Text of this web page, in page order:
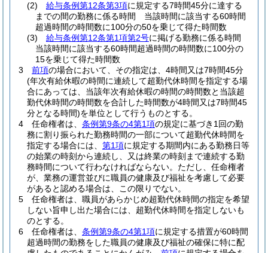
(2)
給与条例第12条第3項に規定する7時間45分に達する
までの間の勤務に係る時間 当該時間に該当する60時間
超過時間の時間数に100分の50を乗じて得た時間数
(3)
給与条例第12条第1項第2号に掲げる勤務に係る時間
当該時間に該当する60時間超過時間の時間数に100分の
15を乗じて得た時間数
3
前項の場合において、その指定は、4時間又は7時間45分
(年次有給休暇の時間に連続して超勤代休時間を指定する場
合にあっては、当該年次有給休暇の時間の時間数と当該超
勤代休時間の時間数を合計した時間数が4時間又は7時間45
分となる時間)を単位として行うものとする。
4
任命権者は、 条例第9条の4第1項の規定に基づき1回の勤
務に割り振られた勤務時間の一部について超勤代休時間を
指定する場合には、 第1項に規定する期間内にある勤務日等
の始業の時刻から連続し、又は終業の時刻まで連続する勤
務時間について行わなければならない。 ただし、任命権者
が、業務の運営並びに職員の健康及び福祉を考慮して必要
があると認める場合は、この限りでない。
5
任命権者は、職員があらかじめ超勤代休時間の指定を希望
しない旨申し出た場合には、超勤代休時間を指定しないも
のとする。
6
任命権者は、 条例第9条の4第1項に規定する措置が60時間
超過時間の勤務をした職員の健康及び福祉の確保に特に配